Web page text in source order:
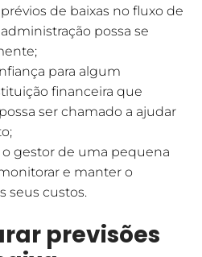
de baixas no fluxo de
possa se
para algum
financeira que
ser chamado a ajudar
gestor de uma pequena
e manter o
seus custos.
previsões